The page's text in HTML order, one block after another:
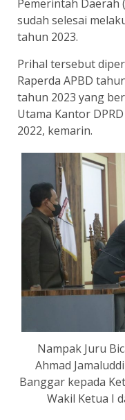
Pemerintah Daerah
sudah selesai
tahun 2023.
Prihal tersebut
Raperda APBD
tahun 2023 yang
Utama Kantor
2022, kemarin.
Nampak Juru
Ahmad
Banggar kepada
Wakil Ketua I